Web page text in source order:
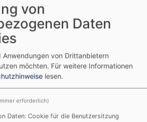
von Facebook anzeigen?
verwalten
von
Daten
Anwendungen von Drittanbietern
möchten. Für weitere Informationen
lesen.
erforderlich)
Daten: Cookie für die Benutzersitzung